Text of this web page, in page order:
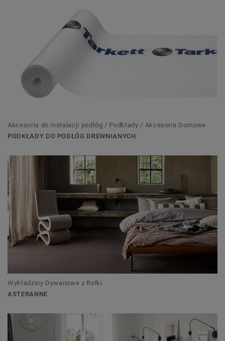
Akcesoria do instalacji podłóg / Podkłady / Akcesoria Domowe
PODKŁADY DO PODŁÓG DREWNIANYCH
Wykładziny Dywanowe z Rolki
ASTERANNE